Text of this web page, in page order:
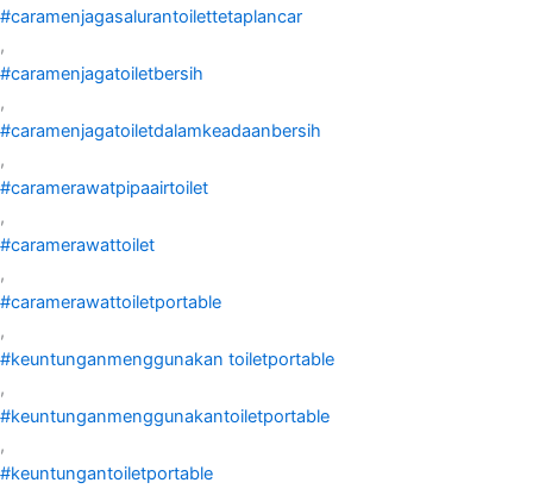
#caramenjagasalurantoilettetaplancar
,
#caramenjagatoiletbersih
,
#caramenjagatoiletdalamkeadaanbersih
,
#caramerawatpipaairtoilet
,
#caramerawattoilet
,
#caramerawattoiletportable
,
#keuntunganmenggunakan toiletportable
,
#keuntunganmenggunakantoiletportable
,
#keuntungantoiletportable